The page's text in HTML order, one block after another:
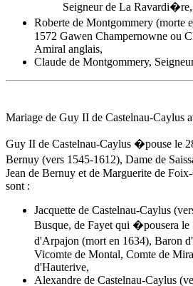
Seigneur de La Ravardi�re,
Roberte de Montgommery (morte
1572 Gawen Champernowne ou
Amiral anglais,
Claude de Montgommery,
Mariage de Guy II de Castelnau-Caylus
Guy II de Castelnau-Caylus �pouse le
Bernuy (vers 1545-1612), Dame de
Jean de Bernuy et de Marguerite de
sont :
Jacquette de Castelnau-Caylus
Busque, de Fayet qui �pousera
d'Arpajon (mort en 1634), Baron
Vicomte de Montal, Comte de
d'Hauterive,
Alexandre de Castelnau-Caylus